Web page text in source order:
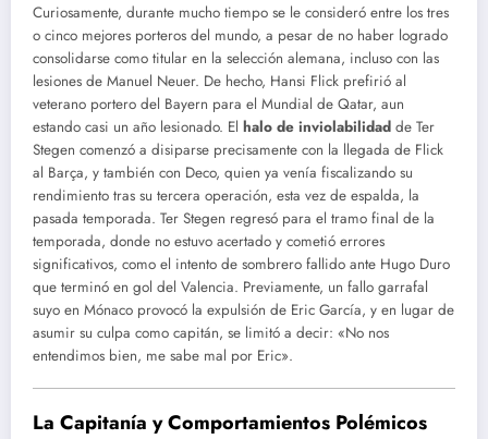
Curiosamente, durante mucho tiempo se le consideró entre los tres
o cinco mejores porteros del mundo, a pesar de no haber logrado
consolidarse como titular en la selección alemana, incluso con las
lesiones de Manuel Neuer. De hecho, Hansi Flick prefirió al
veterano portero del Bayern para el Mundial de Qatar, aun
estando casi un año lesionado. El halo de inviolabilidad de Ter
Stegen comenzó a disiparse precisamente con la llegada de Flick
al Barça, y también con Deco, quien ya venía fiscalizando su
rendimiento tras su tercera operación, esta vez de espalda, la
pasada temporada. Ter Stegen regresó para el tramo final de la
temporada, donde no estuvo acertado y cometió errores
significativos, como el intento de sombrero fallido ante Hugo Duro
que terminó en gol del Valencia. Previamente, un fallo garrafal
suyo en Mónaco provocó la expulsión de Eric García, y en lugar de
asumir su culpa como capitán, se limitó a decir: «No nos
entendimos bien, me sabe mal por Eric».
La Capitanía y Comportamientos Polémicos